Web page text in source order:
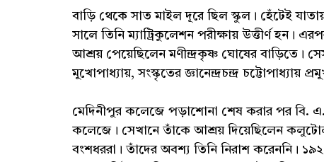
বাড়ি থেকে সাত মাইল দূরে ছিল স্কুল। হেঁটেই
সালে তিনি ম্যাট্রিকুলেশন পরীক্ষায় উত্তীর্ণ
আশ্রয় পেয়েছিলেন মণীন্দ্রকৃষ্ণ ঘোষের বাড়িতে।
মুখোপাধ্যায়, সংস্কৃতের জ্ঞানেন্দ্রচন্দ্র চট্টোপাধ্যায়
মেদিনীপুর কলেজে পড়াশোনা শেষ করার পর বি. এ.
কলেজে। সেখানে তাঁকে আশ্রয় দিয়েছিলেন
বংশধররা। তাঁদের অবশ্য তিনি নিরাশ করেননি।